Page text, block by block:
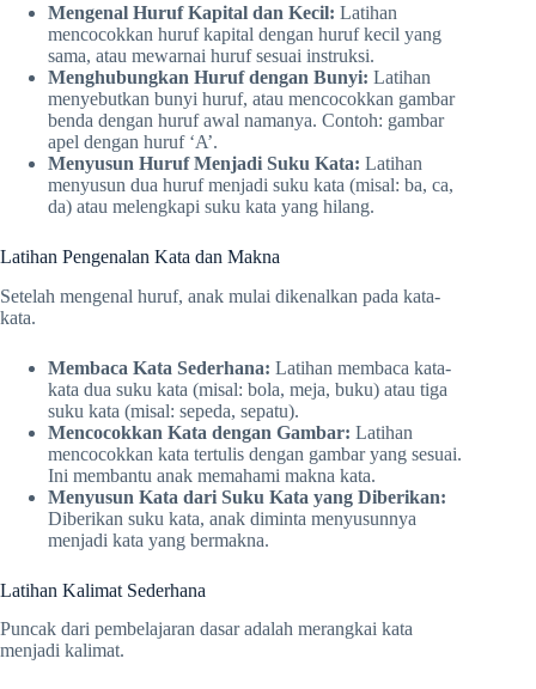
Mengenal Huruf Kapital dan Kecil: Latihan
mencocokkan huruf kapital dengan huruf kecil yang
sama, atau mewarnai huruf sesuai instruksi.
Menghubungkan Huruf dengan Bunyi: Latihan
menyebutkan bunyi huruf, atau mencocokkan gambar
benda dengan huruf awal namanya. Contoh: gambar
apel dengan huruf ‘A’.
Menyusun Huruf Menjadi Suku Kata: Latihan
menyusun dua huruf menjadi suku kata (misal: ba, ca,
da) atau melengkapi suku kata yang hilang.
Latihan Pengenalan Kata dan Makna
Setelah mengenal huruf, anak mulai dikenalkan pada kata-
kata.
Membaca Kata Sederhana: Latihan membaca kata-
kata dua suku kata (misal: bola, meja, buku) atau tiga
suku kata (misal: sepeda, sepatu).
Mencocokkan Kata dengan Gambar: Latihan
mencocokkan kata tertulis dengan gambar yang sesuai.
Ini membantu anak memahami makna kata.
Menyusun Kata dari Suku Kata yang Diberikan:
Diberikan suku kata, anak diminta menyusunnya
menjadi kata yang bermakna.
Latihan Kalimat Sederhana
Puncak dari pembelajaran dasar adalah merangkai kata
menjadi kalimat.